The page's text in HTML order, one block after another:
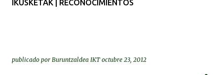
IKUSKETAK | RECONOCIMIENTOS
publicado por Buruntzaldea IKT octubre 23, 2012